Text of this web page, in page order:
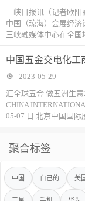
三峡日报讯（记者欧
中国（琼海）会展经
三峡融媒体中心在全
中国五金交电化工
2023-05-29
汇全球五金 做五洲生
CHINA
05-07 日 北京中国国际
聚合标签
中国 自己的 美